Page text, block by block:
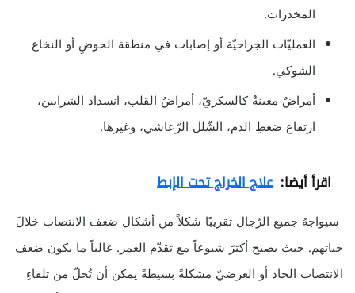
المخدرات.
العمليّات الجراحيّة أو إصابات في منطقة الحوضِ أو النخاع
الشوكي.
أمراضٌ معينةٌ كالسكريّ، أمراضُ القلب، انسداد الشرايين،
ارتفاع ضغطِ الدم، الشّلل الرّعاشي، وغيرها.
اقرأ أيضا: علاج الخراج تحت الإبط
سيواجهُ جميع الرّجال تقريبًا شكلاً من أشكال ضعف الانتصاب خلالَ
حياتهم. حيث يصبح أكثرَ شيوعاً مع تقدّم العمر. غالباً ما يكون ضعف
الانتصاب الحاد أو العرضيّ مشكلةً بسيطةً يمكن أن تُحلّ من تلقاءِ